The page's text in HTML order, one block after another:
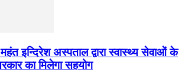
इन्दिरेश अस्पताल द्वारा स्वास्थ्य सेवाओं के
का मिलेगा सहयोग